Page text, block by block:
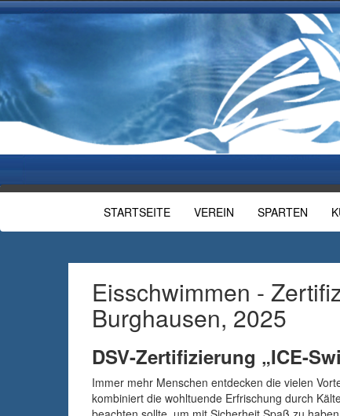
STARTSEITE VEREIN SPARTEN
Eisschwimmen -
Burghausen, 2025
DSV-Zertifizierung „ICE-
Immer mehr Menschen entdecken die vielen
kombiniert die wohltuende Erfrischung durch